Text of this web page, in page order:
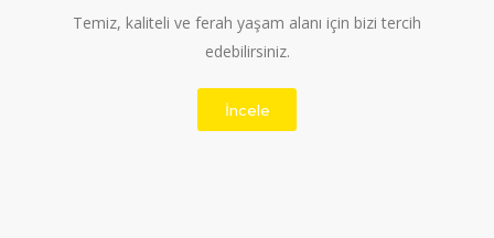
Temiz, kaliteli ve ferah yaşam alanı için bizi tercih
edebilirsiniz.
İncele